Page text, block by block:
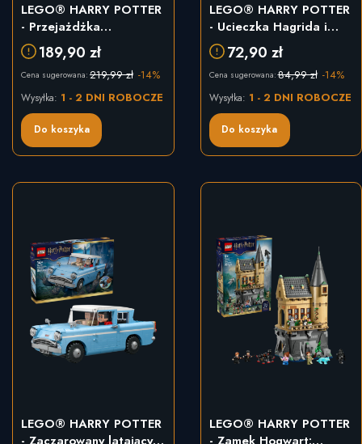
LEGO® HARRY POTTER
- Przejażdżka
motocyklowa (76443)
189,90 zł
Cena sugerowana: 219,99 zł -14%
Do koszyka
Wysyłka: 1 - 2 DNI ROBOCZE
LEGO® HARRY POTTER
- Ucieczka Hagrida i
Harry’ego z Privet Drive
(76459)
72,90 zł
Cena sugerowana:84,99 zł -14%
Do koszyka
Wysyłka: 1 - 2 DNI ROBOCZE
LEGO® HARRY POTTER
LEGO® HARRY POTTER